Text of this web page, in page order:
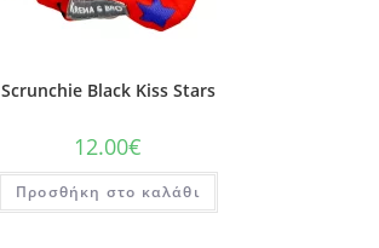
Scrunchie Black Kiss Stars
12.00€
Προσθήκη στο καλάθι